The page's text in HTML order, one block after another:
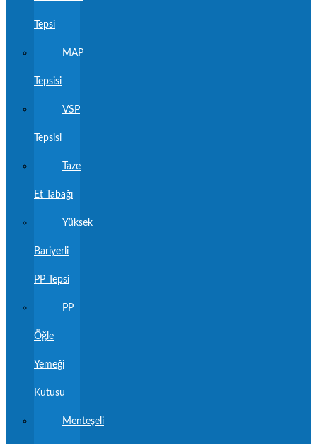
Tepsi
MAP
Tepsisi
VSP
Tepsisi
Taze
Et Tabağı
Yüksek
Bariyerli
PP Tepsi
PP
Öğle
Yemeği
Kutusu
Menteşeli